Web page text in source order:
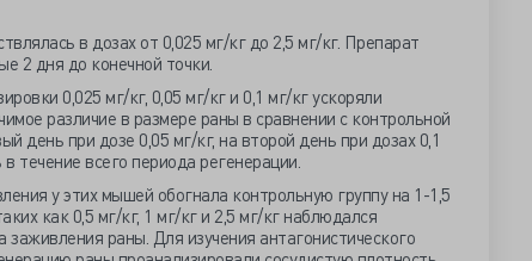
в дозах от 0,025 мг/кг до 2,5 мг/кг. Препарат
2 дня до конечной точки.
0,025 мг/кг, 0,05 мг/кг и 0,1 мг/кг ускоряли
различие в размере раны в сравнении с контрольной
день при дозе 0,05 мг/кг, на второй день при дозах 0,1
течение всего периода регенерации.
у этих мышей обогнала контрольную группу на 1-1,5
как 0,5 мг/кг, 1 мг/кг и 2,5 мг/кг наблюдался
раны. Для изучения антагонистического